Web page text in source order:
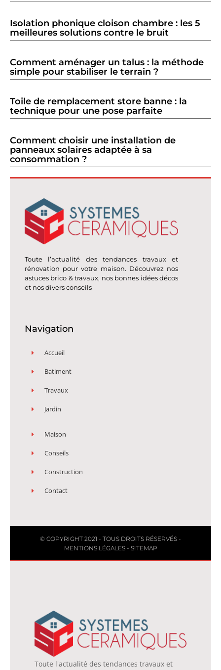
Isolation phonique cloison chambre : les 5
meilleures solutions contre le bruit
Comment aménager un talus : la méthode
simple pour stabiliser le terrain ?
Toile de remplacement store banne : la
technique pour une pose parfaite
Comment choisir une installation de
panneaux solaires adaptée à sa
consommation ?
Toute l’actualité des tendances travaux et
rénovation pour votre maison. Découvrez nos
astuces brico & travaux, nos bonnes idées décos
et nos divers conseils
Navigation
Accueil
Batiment
Travaux
Jardin
Maison
Conseils
Construction
Contact
© COPYRIGHT 2021 - TOUS DROITS RÉSERVÉS -
MENTIONS LÉGALES- SITEMAP
Toute l'actualité des tendances travaux et